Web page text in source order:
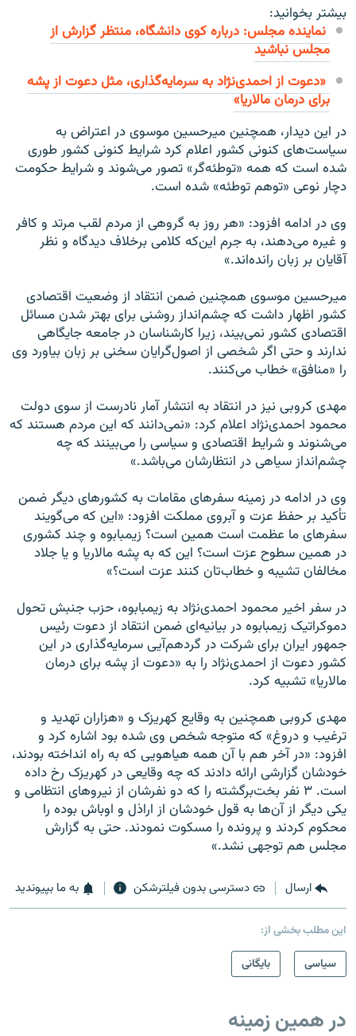
بیشتر بخوانید:
نماینده مجلس: درباره کوی دانشگاه، منتظر گزارش از
مجلس نباشید
«دعوت از احمدی‌نژاد به سرمایه‌گذاری، مثل دعوت از پشه
برای درمان مالاریا»
در این دیدار، همچنین میرحسین موسوی در اعتراض به
سیاست‌های کنونی کشور اعلام کرد شرایط کنونی کشور طوری
شده است که همه «توطئه‌گر» تصور می‌شوند و شرایط حکومت
دچار نوعی «توهم توطئه» شده است.
وی در ادامه افزود: «هر روز به گروهی از مردم لقب مرتد و کافر
و غیره می‌دهند، به جرم این‌که کلامی برخلاف دیدگاه و نظر
آقایان بر زبان رانده‌اند.»
میرحسین موسوی همچنین ضمن انتقاد از وضعیت اقتصادی
کشور اظهار داشت که چشم‌انداز روشنی برای بهتر شدن مسائل
اقتصادی کشور نمی‌بیند، زیرا کارشناسان در جامعه جایگاهی
ندارند و حتی اگر شخصی از اصول‌گرایان سخنی بر زبان بیاورد وی
را «منافق» خطاب می‌کنند.
مهدی کروبی نیز در انتقاد به انتشار آمار نادرست از سوی دولت
محمود احمدی‌نژاد اعلام کرد: «نمی‌دانند که این مردم هستند که
می‌شنوند و شرایط اقتصادی و سیاسی را می‌بینند که چه
چشم‌انداز سیاهی در انتظارشان می‌باشد.»
وی در ادامه در زمینه سفرهای مقامات به کشور‌های دیگر ضمن
تأکید بر حفظ عزت و آبروی مملکت افزود: «این که می‌گویند
سفرهای ما عظمت است همین است؟ زیمبابوه و چند کشوری
در همین سطوح عزت است؟ این که به پشه مالاریا و یا جلاد
مخالفان تشیبه و خطاب‌تان کنند عزت است؟»
در سفر اخیر محمود احمدی‌نژاد به زیمبابوه، حزب جنبش تحول
دموکراتیک زیمبابوه در بیانیه‌ای ضمن انتقاد از دعوت رئیس
جمهور ایران برای شرکت در گردهم‌آیی سرمایه‌گذاری در این
کشور دعوت از احمدی‌نژاد را به «دعوت از پشه برای درمان
مالاریا» تشبیه کرد.
مهدی کروبی همچنین به وقایع کهریزک و «هزاران تهدید و
ترغیب و دروغ» که متوجه شخص وی شده بود اشاره کرد و
افزود: «در آخر هم با آن همه هیاهویی که به راه انداخته بودند،‌
خودشان گزارشی ارائه دادند که چه وقایعی در کهریزک رخ داده
است. ۳ نفر بخت‌برگشته را که دو نفرشان از نیروهای انتظامی و
یکی دیگر از آن‌ها به قول خودشان از اراذل و اوباش بوده را
محکوم کردند و پرونده را مسکوت نمودند. حتی به گزارش
مجلس هم توجهی نشد.»
ارسال دسترسی بدون فیلترشکن به ما بپیوندید
این مطلب بخشی از:
سیاسی
بایگانی
در همین زمینه